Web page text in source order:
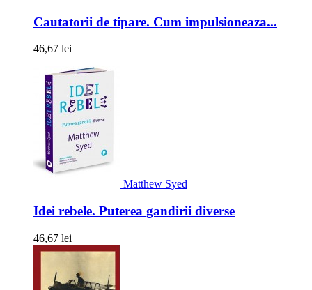
Cautatorii de tipare. Cum impulsioneaza...
46,67 lei
Matthew Syed
Idei rebele. Puterea gandirii diverse
46,67 lei